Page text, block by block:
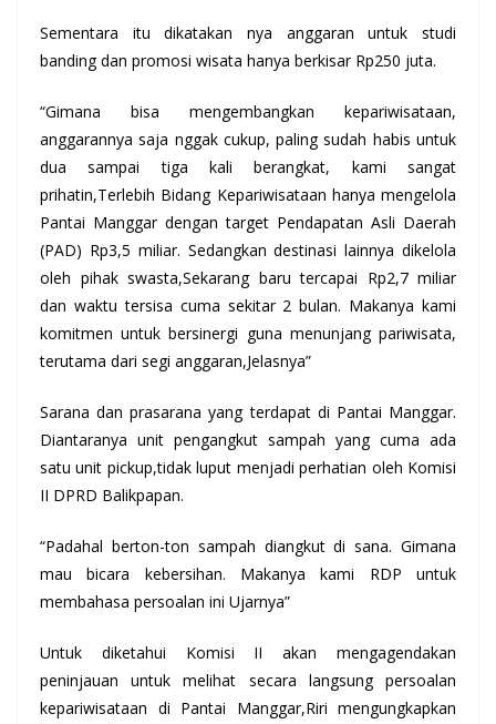
Sementara itu dikatakan nya anggaran untuk studi
banding dan promosi wisata hanya berkisar Rp250 juta.
“Gimana bisa mengembangkan kepariwisataan,
anggarannya saja nggak cukup, paling sudah habis untuk
dua sampai tiga kali berangkat, kami sangat
prihatin,Terlebih Bidang Kepariwisataan hanya mengelola
Pantai Manggar dengan target Pendapatan Asli Daerah
(PAD) Rp3,5 miliar. Sedangkan destinasi lainnya dikelola
oleh pihak swasta,Sekarang baru tercapai Rp2,7 miliar
dan waktu tersisa cuma sekitar 2 bulan. Makanya kami
komitmen untuk bersinergi guna menunjang pariwisata,
terutama dari segi anggaran,Jelasnya”
Sarana dan prasarana yang terdapat di Pantai Manggar.
Diantaranya unit pengangkut sampah yang cuma ada
satu unit pickup,tidak luput menjadi perhatian oleh Komisi
II DPRD Balikpapan.
“Padahal berton-ton sampah diangkut di sana. Gimana
mau bicara kebersihan. Makanya kami RDP untuk
membahasa persoalan ini Ujarnya”
Untuk diketahui Komisi II akan mengagendakan
peninjauan untuk melihat secara langsung persoalan
kepariwisataan di Pantai Manggar,Riri mengungkapkan